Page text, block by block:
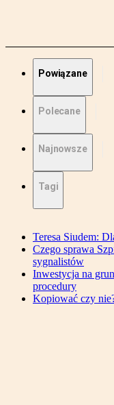
Powiązane
Polecane
Najnowsze
Tagi
Teresa Siudem:
Czego sprawa
sygnalistów
Inwestycja na
procedury
Kopiować czy